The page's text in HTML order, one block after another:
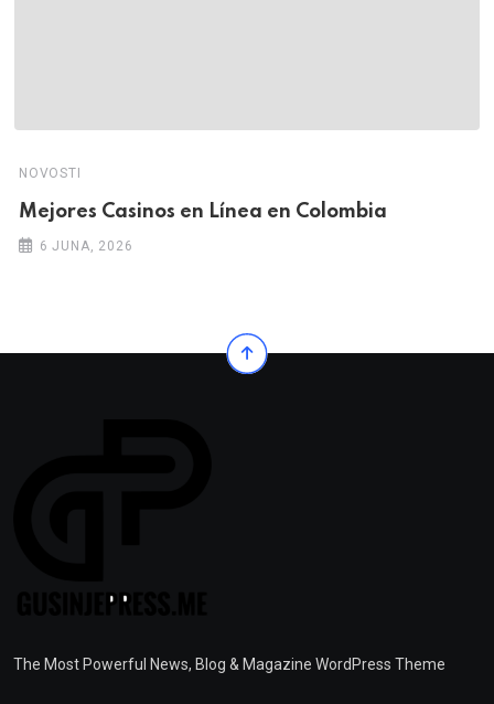
NOVOSTI
Mejores Casinos en Línea en Colombia
6 JUNA, 2026
The Most Powerful News, Blog & Magazine WordPress Theme